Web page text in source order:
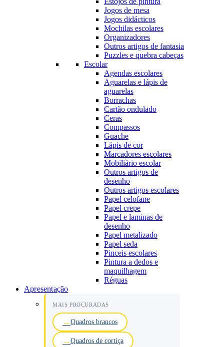
Jogos de mesa
Jogos didácticos
Mochilas escolares
Organizadores
Outros artigos de fantasia
Puzzles e quebra cabeças
Escolar
Agendas escolares
Aguarelas e lápis de
aguarelas
Borrachas
Cartão ondulado
Ceras
Compassos
Guache
Lápis de cor
Marcadores escolares
Mobiliário escolar
Outros artigos de
desenho
Outros artigos escolares
Papel celofane
Papel crepe
Papel e laminas de
desenho
Papel metalizado
Papel seda
Pinceis escolares
Pintura a dedos e
maquilhagem
Réguas
Apresentação
MAIS PROCURADAS
Quadros brancos
Quadros de cortiça